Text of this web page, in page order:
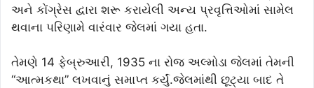
અને કોંગ્રેસ દ્વારા શરૂ કરાયેલી અન્ય પ્રવૃત્તિઓમાં સામેલ
થવાના પરિણામે વારંવાર જેલમાં ગયા હતા.
તેમણે 14 ફેબ્રુઆરી, 1935 ના રોજ અલ્મોડા જેલમાં તેમની
“આત્મકથા” લખવાનું સમાપ્ત કર્યું.જેલમાંથી છૂટ્યા બાદ તે